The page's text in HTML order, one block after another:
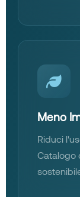
Meno
Riduci
Catalogo